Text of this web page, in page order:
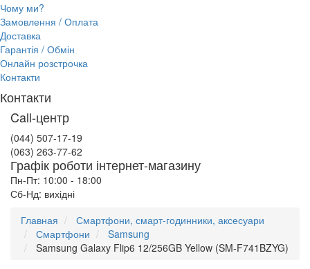
Чому ми?
Замовлення / Оплата
Доставка
Гарантія / Обмін
Онлайн розстрочка
Контакти
Контакти
Call-центр
(044) 507-17-19
(063) 263-77-62
Графік роботи інтернет-магазину
Пн-Пт: 10:00 - 18:00
Сб-Нд: вихідні
Главная
Смартфони, смарт-годинники, аксесуари
Смартфони
Samsung
Samsung Galaxy Flip6 12/256GB Yellow (SM-F741BZYG)